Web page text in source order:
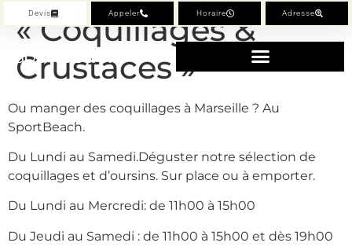
Devis Appeler Horaire Adresse
« Coquillages &
Crustaces »
Ou manger des coquillages à Marseille ? Au
SportBeach.
Du Lundi au Samedi.Déguster notre sélection de
coquillages et d’oursins. Sur place ou à emporter.
Du Lundi au Mercredi: de 11h00 à 15h00
Du Jeudi au Samedi : de 11h00 à 15h00 et dès 19h00